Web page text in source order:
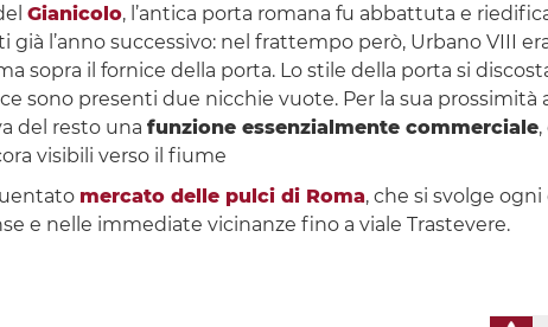
Gianicolo, l’antica porta romana fu abbattuta e
già l’anno successivo: nel frattempo però, Urbano VIII
sopra il fornice della porta. Lo stile della porta si
sono presenti due nicchie vuote. Per la sua
del resto una funzione essenzialmente commerciale,
visibili verso il fiume
mercato delle pulci di Roma, che si svolge
e nelle immediate vicinanze fino a viale Trastevere.